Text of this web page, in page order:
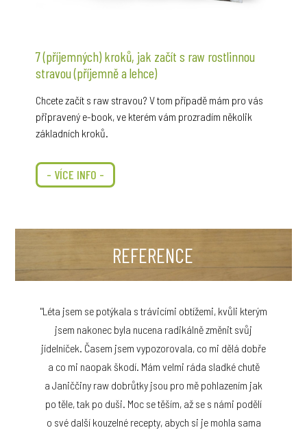
7 (příjemných) kroků, jak začít s raw rostlinnou
stravou (příjemně a lehce)
Chcete začít s raw stravou? V tom případě mám pro vás
připravený e-book, ve kterém vám prozradím několik
základních kroků.
- VÍCE INFO -
REFERENCE
"Léta jsem se potýkala s trávicími obtížemi, kvůli kterým
jsem nakonec byla nucena radikálně změnit svůj
jídelníček. Časem jsem vypozorovala, co mi dělá dobře
a co mi naopak škodí. Mám velmi ráda sladké chutě
a Janiččiny raw dobrůtky jsou pro mě pohlazením jak
po těle, tak po duši. Moc se těším, až se s námi podělí
o své další kouzelné recepty, abych si je mohla sama